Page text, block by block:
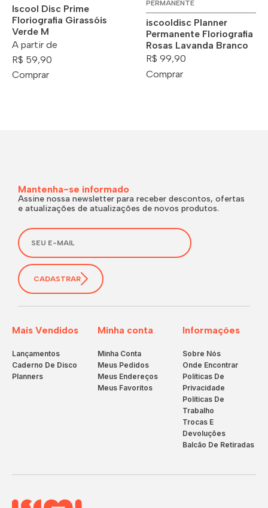
Iscool Disc Prime
Floriografia Girassóis
Verde M
A partir de
R$ 59,90
Comprar
PERMANENTE
iscooldisc Planner
Permanente Floriografia
Rosas Lavanda Branco
R$ 99,90
Comprar
Mais Vendidos
Lançamentos
Caderno De Disco
Planners
Minha conta
Minha Conta
Meus Pedidos
Meus Endereços
Meus Favoritos
Informações
Sobre Nós
Onde Encontrar
Políticas De
Privacidade
Políticas De
Trabalho
Trocas E
Devoluções
Balcão De Retiradas
Mantenha-se informado
Assine nossa newsletter para receber descontos, ofertas
e atualizações de atualizações de novos produtos.
CADASTRAR